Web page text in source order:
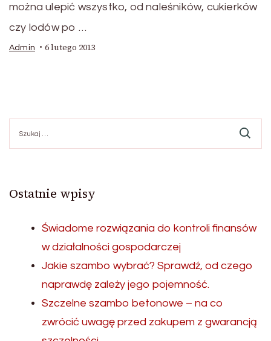
można ulepić wszystko, od naleśników, cukierków
czy lodów po …
Admin 6 lutego 2013
Ostatnie wpisy
Świadome rozwiązania do kontroli finansów
w działalności gospodarczej
Jakie szambo wybrać? Sprawdź, od czego
naprawdę zależy jego pojemność.
Szczelne szambo betonowe – na co
zwrócić uwagę przed zakupem z gwarancją